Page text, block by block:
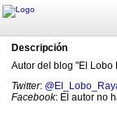
Descripción
Autor del blog "El Lobo
Twitter:
Facebook: El autor no